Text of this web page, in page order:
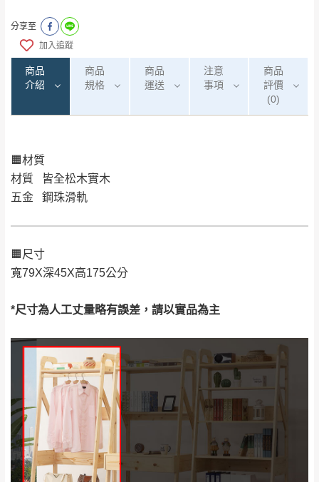
分享至
加入追蹤
商品
介紹
商品
規格
商品
運送
注意
事項
商品
評價
(0)
🟧材質
材質 皆全松木實木
五金 鋼珠滑軌
🟧尺寸
寬79X深45X高175公分
*尺寸為人工丈量略有誤差，請以實品為主
偏遠地區
桃園
免 運
費
新竹
峨眉鄉、五峰鄉、
橫山、北埔鄉、尖
石鄉、寶山鄉山
區、新埔山區、芎
林山區、關西 玉山
里
台北 無
注意事項：
由於品項繁多，網頁無法及時更新，如有需
要購買商品，請於出發前來電或到「官方
Line客服」來信確認商品是否有「現貨」與
若商品價格或庫存有異常，商家有權取消訂
見諒！
電話聯絡或E-Mail通知確認訂單。
（線上客服 LINE → @dershin）
下單前先詢問是否現貨
，若未詢問下單後無
現貨我們客服會再來電或E-Mail與您聯絡
（洽詢方式請搜尋 L
ine ID →
）
運送範圍：限定北至基隆，南至苗栗，偏遠
地區恕無法提供運送 (詳見運送規章)。
0 /5 (0)筆
依評論低至高排列